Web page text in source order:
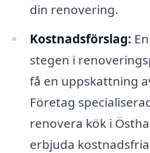
din renovering.
Kostnadsförslag:
stegen i
få en uppskattning
Företag
renovera kök i
erbjuda